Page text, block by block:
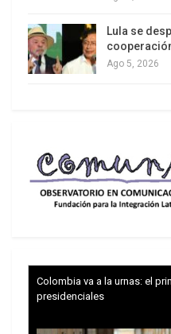
colectivas, exigiendo
caso.
Lula se
Ago 5, 2026
Colombia va a la urnas: el
presidenciales